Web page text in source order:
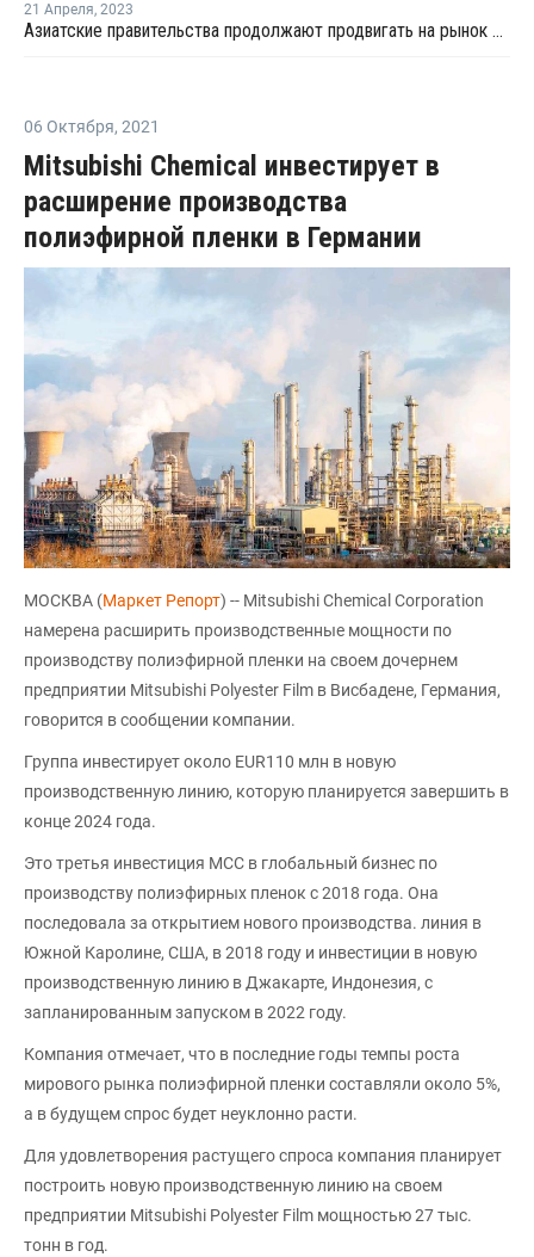
21 Апреля, 2023
Азиатские правительства продолжают продвигать на рынок вторичный пластик
06 Октября, 2021
Mitsubishi Chemical инвестирует в
расширение производства
полиэфирной пленки в Германии
МОСКВА (Маркет Репорт) -- Mitsubishi Chemical Corporation
намерена расширить производственные мощности по
производству полиэфирной пленки на своем дочернем
предприятии Mitsubishi Polyester Film в Висбадене, Германия,
говорится в сообщении компании.
Группа инвестирует около EUR110 млн в новую
производственную линию, которую планируется завершить в
конце 2024 года.
Это третья инвестиция MCC в глобальный бизнес по
производству полиэфирных пленок с 2018 года. Она
последовала за открытием нового производства. линия в
Южной Каролине, США, в 2018 году и инвестиции в новую
производственную линию в Джакарте, Индонезия, с
запланированным запуском в 2022 году.
Компания отмечает, что в последние годы темпы роста
мирового рынка полиэфирной пленки составляли около 5%,
а в будущем спрос будет неуклонно расти.
Для удовлетворения растущего спроса компания планирует
построить новую производственную линию на своем
предприятии Mitsubishi Polyester Film мощностью 27 тыс.
тонн в год.